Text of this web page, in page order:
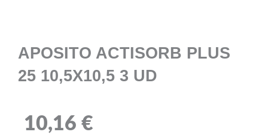
APOSITO ACTISORB PLUS
25 10,5X10,5 3 UD
10,16 €